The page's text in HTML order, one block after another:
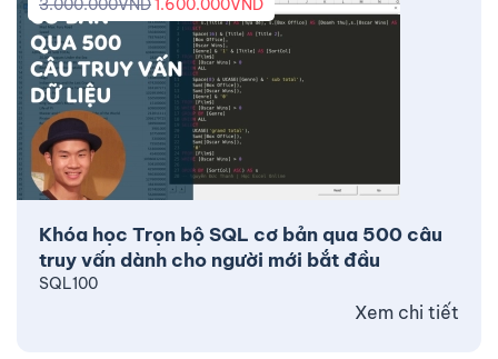
Khóa học Trọn bộ SQL cơ bản qua 500 câu
truy vấn dành cho người mới bắt đầu
3.000.000VND1.600.000VND
SQL100
Xem chi tiết